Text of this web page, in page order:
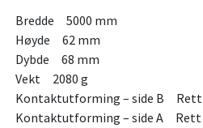
Bredde 5000 mm
Høyde 62 mm
Dybde 68 mm
Vekt 2080 g
Kontaktutforming – side B Rett
Kontaktutforming – side A Rett